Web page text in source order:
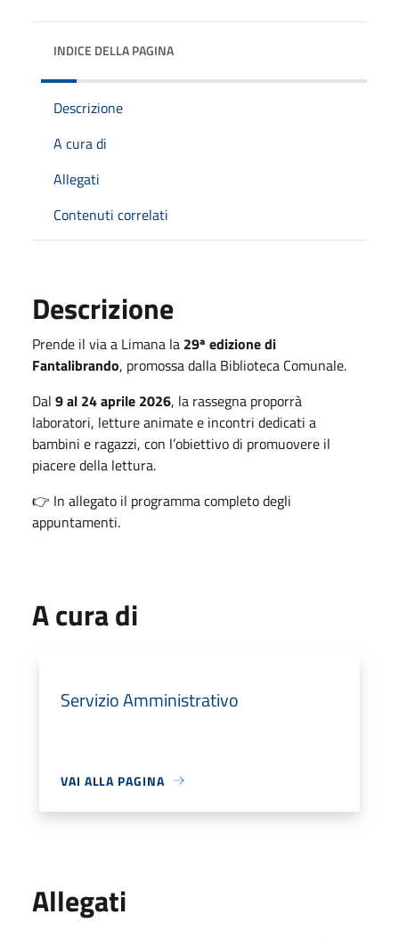
INDICE DELLA PAGINA
Descrizione
A cura di
Allegati
Contenuti correlati
Descrizione
Prende il via a Limana la 29ª edizione di
Fantalibrando, promossa dalla Biblioteca Comunale.
Dal 9 al 24 aprile 2026, la rassegna proporrà
laboratori, letture animate e incontri dedicati a
bambini e ragazzi, con l’obiettivo di promuovere il
piacere della lettura.
👉 In allegato il programma completo degli
appuntamenti.
A cura di
Servizio Amministrativo
VAI ALLA PAGINA
Allegati